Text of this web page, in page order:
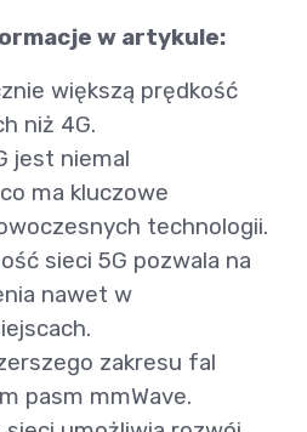
w artykule:
większą prędkość
niż 4G.
jest niemal
ma kluczowe
technologii.
sieci 5G pozwala na
nawet w
zakresu fal
pasm mmWave.